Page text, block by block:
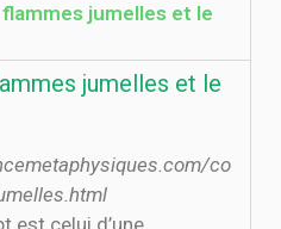
jumelles et le
jumelles et le
co